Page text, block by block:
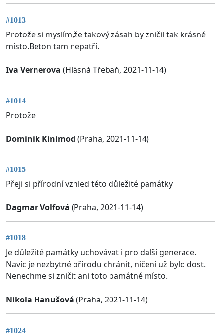
#1013
Protože si myslím,že takový zásah by zničil tak krásné
místo.Beton tam nepatří.
Iva Vernerova (Hlásná Třebaň, 2021-11-14)
#1014
Protože
Dominik Kinimod (Praha, 2021-11-14)
#1015
Přeji si přírodní vzhled této důležité památky
Dagmar Volfová (Praha, 2021-11-14)
#1018
Je důležité památky uchovávat i pro další generace.
Navíc je nezbytné přírodu chránit, ničení už bylo dost.
Nenechme si zničit ani toto památné místo.
Nikola Hanušová (Praha, 2021-11-14)
#1024